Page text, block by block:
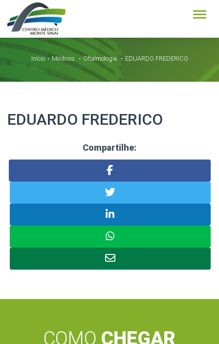
Início Médicos Oftalmologia EDUARDO FREDERICO
EDUARDO FREDERICO
Compartilhe:
COMO CHEGAR